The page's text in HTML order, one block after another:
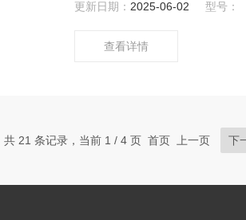
更新日期： 2025-06-02 型号：
查看详情
共 21 条记录，当前 1 / 4 页 首页 上一页 下